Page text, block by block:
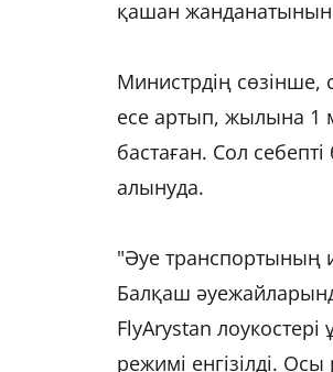
қашан жанданатынын
Министрдің сөзінше,
есе артып, жылына 1
бастаған. Сол
алынуда.
"Әуе транспортының
Балқаш
FlyArystan
режимі енгізілді.